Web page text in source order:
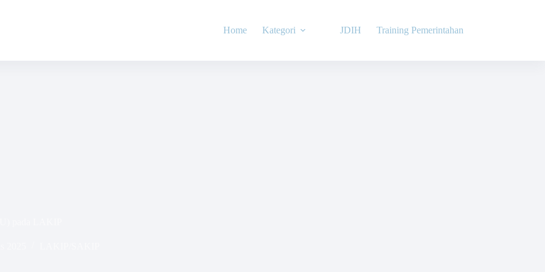
Home Kategori JDIH Training Pemerintahan